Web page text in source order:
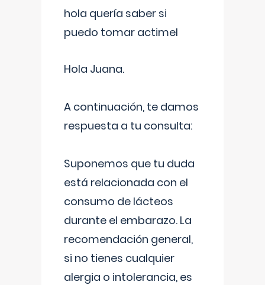
hola quería saber si
puedo tomar actimel
Hola Juana.
A continuación, te damos
respuesta a tu consulta:
Suponemos que tu duda
está relacionada con el
consumo de lácteos
durante el embarazo. La
recomendación general,
si no tienes cualquier
alergia o intolerancia, es